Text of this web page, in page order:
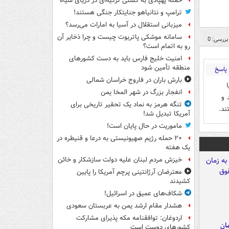
0
پاسخ
و
ترامپ و نتانیاهو جنایتکار جنگی هستند!
میزبانی استقلال در آسیا به امارات می‌رسد؟
سامانه موشکی پاتریوت چیست و چرا ذخایر آن
رو به اتمام است؟
امنیت خلیج فارس باید به دست کشورهای
منطقه تأمین شود
بارش باران در فاروج خراسان شمالی
انفجار بزرگ در شهر المخا یمن
تنگه هرمز به نماد یک تحقیر تاریخی برای
آمریکا تبدیل شد!
ماموریت در حال پایان است!
۲۰ حمله رژیم صهیونیستی به درعا و قنیطره در
یک هفته
خیزش مردم لبنان علیه دولت سازشکار و خائن
معترضان آرژانتینی پرچم آمریکا را پایین
کشیدند
شکاف‌های عمیق در اسرائیل!
هشدار مقام ارشد یمن به عربستان سعودی
اردوغان: توافقنامه مکه پذیرای مشارکت